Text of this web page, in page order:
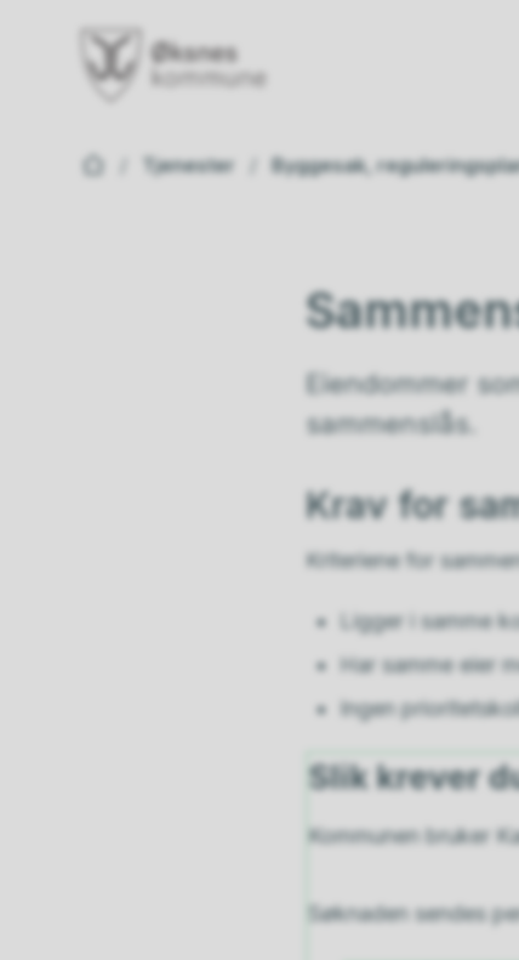
Du er her:Tjenester Byggesak,
Eiendommer
sammenslås.
Krav for
Kriteriene for
Ligger i samme
Har samme eier
Ingen
Slik krever
Kommunen bruker
Søknaden sendes